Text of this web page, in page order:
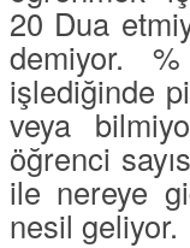
20 Dua
demiyor.
işlediğinde
veya
öğrenci
ile nereye
nesil geliyor.